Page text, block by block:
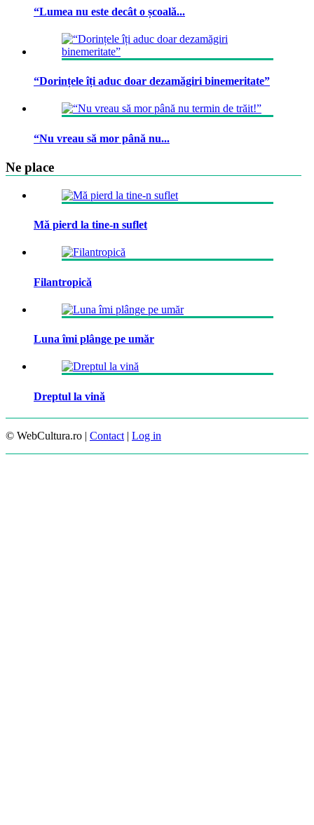
“Lumea nu este decât o școală...
“Dorințele îți aduc doar dezamăgiri binemeritate”
“Nu vreau să mor până nu...
Ne place
Mă pierd la tine-n suflet
Filantropică
Luna îmi plânge pe umăr
Dreptul la vină
© WebCultura.ro | Contact | Log in